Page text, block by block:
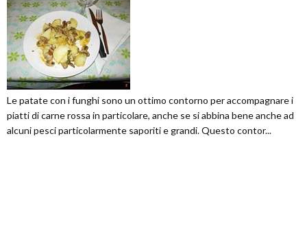
Le patate con i funghi sono un ottimo contorno per accompagnare i
piatti di carne rossa in particolare, anche se si abbina bene anche ad
alcuni pesci particolarmente saporiti e grandi. Questo contor...